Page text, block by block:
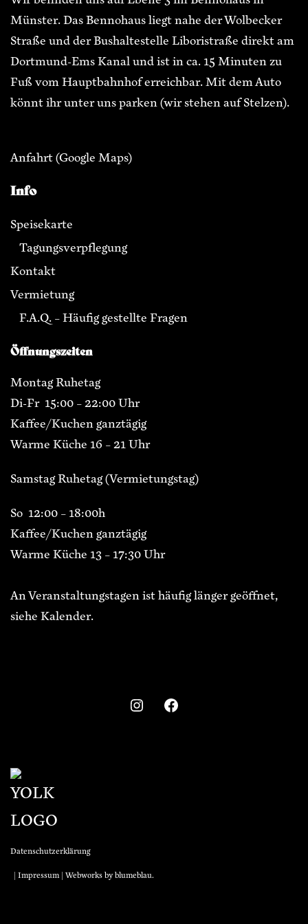
Münster. Das Bennohaus liegt nahe der Wolbecker
Straße und der Bushaltestelle Liboristraße direkt am
Dortmund-Ems Kanal und ist in ca. 15 Minuten zu
Fuß vom Hauptbahnhof erreichbar. Mit dem Auto
könnt ihr unter uns parken (wir stehen auf Stelzen).
Anfahrt(Google Maps)
Info
Speisekarte
Tagungsverpflegung
Kontakt
Vermietung
F.A.Q. – Häufig gestellte Fragen
Öffnungszeiten
Montag Ruhetag
Di-Fr 15:00 – 22:00 Uhr
Kaffee/Kuchen ganztägig
Warme Küche 16 – 21 Uhr
Samstag Ruhetag (Vermietungstag)
So 12:00 – 18:00h
Kaffee/Kuchen ganztägig
Warme Küche 13 – 17:30 Uhr
An Veranstaltungstagen ist häufig länger geöffnet,
siehe Kalender.
Datenschutzerklärung
| Impressum| Webworks byblumeblau.